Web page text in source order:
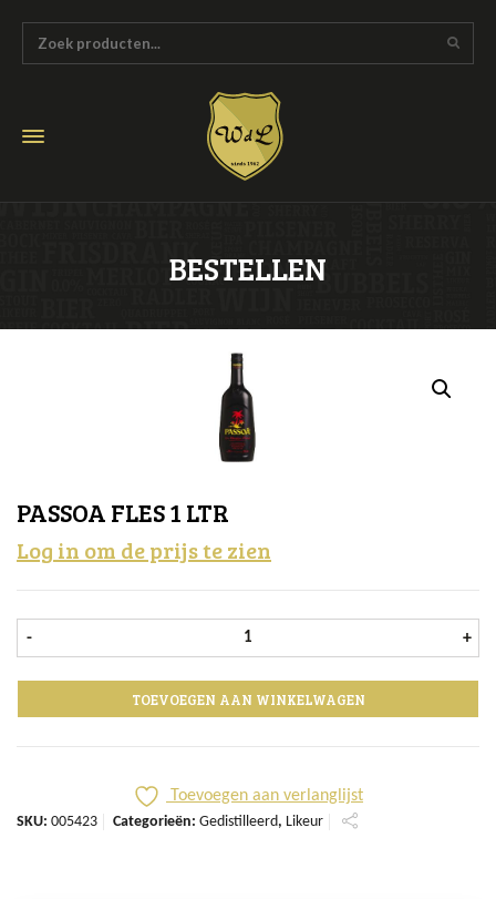
BESTELLEN
PASSOA FLES 1 LTR
Log in om de prijs te zien
- Passoa fles 1 ltr aantal +
TOEVOEGEN AAN WINKELWAGEN
Toevoegen aan verlanglijst
SKU: 005423 Categorieën: Gedistilleerd, Likeur